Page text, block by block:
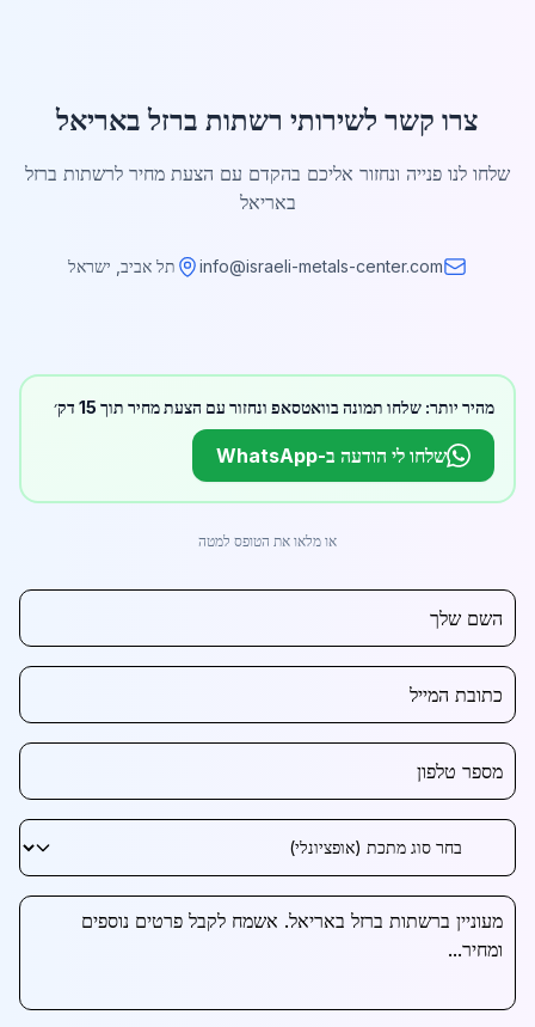
צרו קשר לשירותי רשתות ברזל באריאל
שלחו לנו פנייה ונחזור אליכם בהקדם עם הצעת מחיר לרשתות ברזל
באריאל
info@israeli-metals-center.com תל אביב, ישראל
מהיר יותר: שלחו תמונה בוואטסאפ ונחזור עם הצעת מחיר תוך 15 דק׳
שלחו לי הודעה ב-WhatsApp
או מלאו את הטופס למטה